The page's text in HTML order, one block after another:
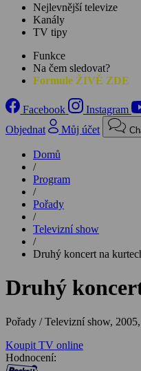
Nejlevnější televize
Kanály
TV tipy
Funkce
Na čem sledovat?
Formule ŽIVĚ ZDE
Facebook Instagram
Objednat
Můj účet
Domů
/
Program
/
Pořady
/
Televizní show
/
Druhý koncert na
Druhý
Pořady / Televizní show,
Koupit TV online
Hodnocení: